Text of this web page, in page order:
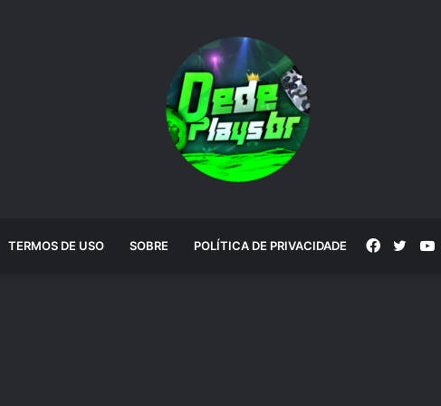
TERMOS DE USO SOBRE POLÍTICA DE PRIVACIDADE Facebook